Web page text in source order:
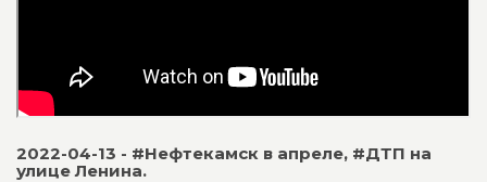
2022-04-13 - #Нефтекамск в апреле, #ДТП на
улице Ленина.